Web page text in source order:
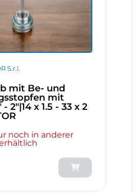
S.r.l.
mit Be- und
mit
2"|14 x 1.5 - 33 x 2
noch in anderer